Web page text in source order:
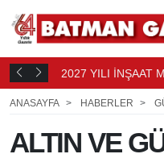
12 SAAT 2027 YILI İNŞAAT
ANASAYFA HABERLER
ALTIN VE